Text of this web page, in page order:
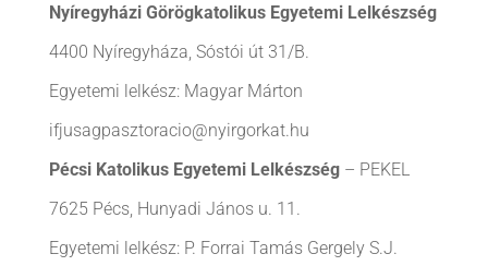
Nyíregyházi Görögkatolikus Egyetemi Lelkészség
4400 Nyíregyháza, Sóstói út 31/B.
Egyetemi lelkész: Magyar Márton
ifjusagpasztoracio@nyirgorkat.hu
Pécsi Katolikus Egyetemi Lelkészség– PEKEL
7625 Pécs, Hunyadi János u. 11.
Egyetemi lelkész: P. Forrai Tamás Gergely S.J.